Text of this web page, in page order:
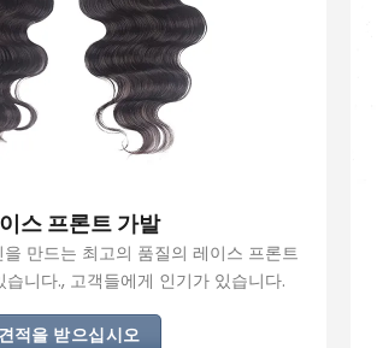
스 프론트 가발
만드는 최고의 품질의 레이스 프론트
니다., 고객들에게 인기가 있습니다.
견적을 받으십시오